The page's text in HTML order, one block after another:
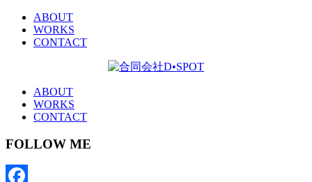
ABOUT
WORKS
CONTACT
ABOUT
WORKS
CONTACT
FOLLOW ME